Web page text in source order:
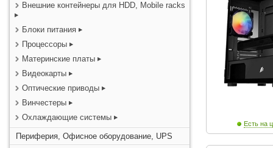
Внешние контейнеры для HDD, Mobile racks
Блоки питания
Процессоры
Материнские платы
Видеокарты
Оптические приводы
Винчестеры
Охлаждающие системы
Периферия, Офисное оборудование, UPS
Есть на